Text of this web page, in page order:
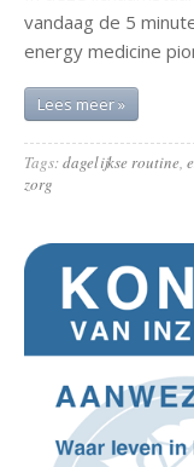
vandaag de 5
energy medicine
Lees meer »
Tags:dagelijkse routine,
zorg